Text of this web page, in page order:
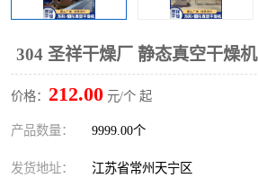
304 圣祥干燥厂 静态真空干燥机
价格： 212.00 元/个 起
产品数量： 9999.00个
发货地址： 江苏省常州天宁区